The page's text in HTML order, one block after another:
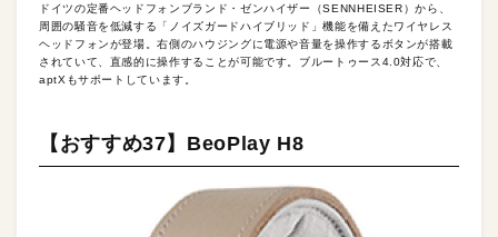
ドイツの定番ヘッドフォンブランド・ゼンハイザー（SENNHEISER）から、
周囲の騒音を低減する「ノイズガードハイブリッド」機能を備えたワイヤレス
ヘッドフォンが登場。右側のハウジングに電源や音量を操作するボタンが搭載
されていて、直感的に操作することが可能です。ブルートゥース4.0対応で、
aptXもサポートしています。
【おすすめ37】BeoPlay H8